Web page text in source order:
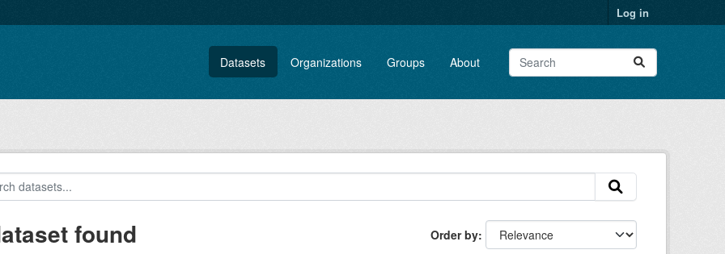
Log in
Datasets Organizations Groups About
Order by
found